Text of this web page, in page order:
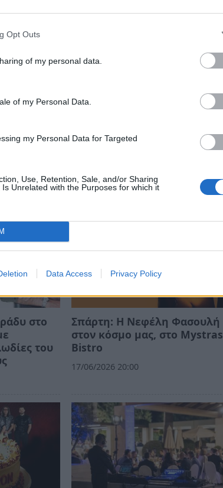
Opt Outs
of my personal data.
of my Personal Data.
my Personal Data for Targeted
Use, Retention, Sale, and/or Sharing
Unrelated with the Purposes for which it
Data Access Privacy Policy
John Rous.
στο
του
Σπάρτη: Η Νεφέλη Φασουλή
στον κόσμο μας, στο Mystras
Bistro
17/06/2026 20:00